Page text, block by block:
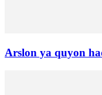
Arslon уа quyon